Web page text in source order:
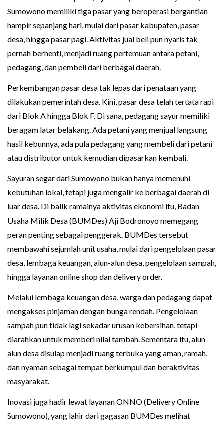
Sumowono memiliki tiga pasar yang beroperasi bergantian
hampir sepanjang hari, mulai dari pasar kabupaten, pasar
desa, hingga pasar pagi. Aktivitas jual beli pun nyaris tak
pernah berhenti, menjadi ruang pertemuan antara petani,
pedagang, dan pembeli dari berbagai daerah.
Perkembangan pasar desa tak lepas dari penataan yang
dilakukan pemerintah desa. Kini, pasar desa telah tertata rapi
dari Blok A hingga Blok F. Di sana, pedagang sayur memiliki
beragam latar belakang. Ada petani yang menjual langsung
hasil kebunnya, ada pula pedagang yang membeli dari petani
atau distributor untuk kemudian dipasarkan kembali.
Sayuran segar dari Sumowono bukan hanya memenuhi
kebutuhan lokal, tetapi juga mengalir ke berbagai daerah di
luar desa. Di balik ramainya aktivitas ekonomi itu, Badan
Usaha Milik Desa (BUMDes) Aji Bodronoyo memegang
peran penting sebagai penggerak. BUMDes tersebut
membawahi sejumlah unit usaha, mulai dari pengelolaan pasar
desa, lembaga keuangan, alun-alun desa, pengelolaan sampah,
hingga layanan online shop dan delivery order.
Melalui lembaga keuangan desa, warga dan pedagang dapat
mengakses pinjaman dengan bunga rendah. Pengelolaan
sampah pun tidak lagi sekadar urusan kebersihan, tetapi
diarahkan untuk memberi nilai tambah. Sementara itu, alun-
alun desa disulap menjadi ruang terbuka yang aman, ramah,
dan nyaman sebagai tempat berkumpul dan beraktivitas
masyarakat.
Inovasi juga hadir lewat layanan ONNO (Delivery Online
Sumowono), yang lahir dari gagasan BUMDes melihat